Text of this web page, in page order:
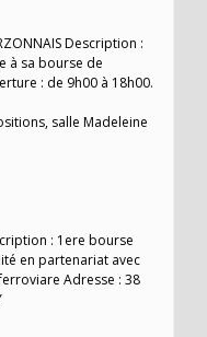
Description :
à sa bourse de
: de 9h00 à 18h00.
salle Madeleine
: 1ere bourse
en partenariat avec
Adresse : 38